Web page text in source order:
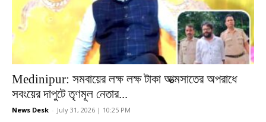
Medinipur: সমবায়ের লক্ষ লক্ষ টাকা আত্মসাতের অপরাধে
সবংয়ের দাপুটে তৃণমূল নেতার...
News Desk - July 31, 2026 | 10:25 PM